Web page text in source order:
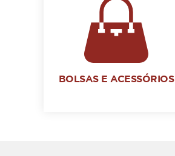
BOLSAS E ACESSÓRIOS